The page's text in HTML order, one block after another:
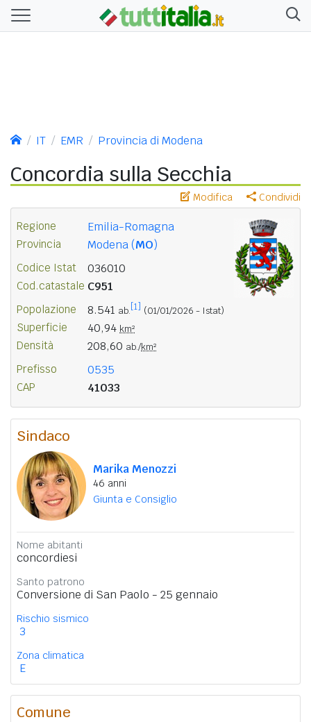
IT EMR Provincia di Modena
Concordia sulla Secchia
Modifica Condividi
Regione Emilia-Romagna
Provincia Modena (MO)
Codice Istat 036010
Cod.catastale C951
Popolazione 8.541 ab. [1] (01/01/2026 - Istat)
Superficie 40,94 km²
Densità 208,60 ab./km²
Prefisso 0535
CAP 41033
Sindaco
Marika Menozzi
46 anni
Giunta e Consiglio
Nome abitanti
concordiesi
Santo patrono
Conversione di San Paolo - 25 gennaio
Rischio sismico
3
Zona climatica
E
Comune